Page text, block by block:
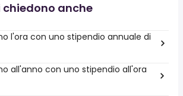
chiedono anche
l'ora con uno stipendio annuale di
all'anno con uno stipendio all'ora